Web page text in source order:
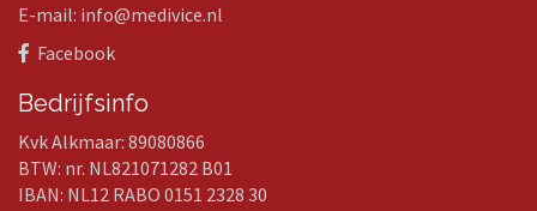
E-mail: info@medivice.nl
Facebook
Bedrijfsinfo
Kvk Alkmaar: 89080866
BTW: nr. NL821071282 B01
IBAN: NL12 RABO 0151 2328 30